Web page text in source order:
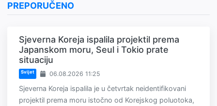
PREPORUČENO
Sjeverna Koreja ispalila projektil prema
Japanskom moru, Seul i Tokio prate
situaciju
Svijet 06.08.2026 11:25
Sjeverna Koreja ispalila je u četvrtak neidentifikovani
projektil prema moru istočno od Korejskog poluotoka,